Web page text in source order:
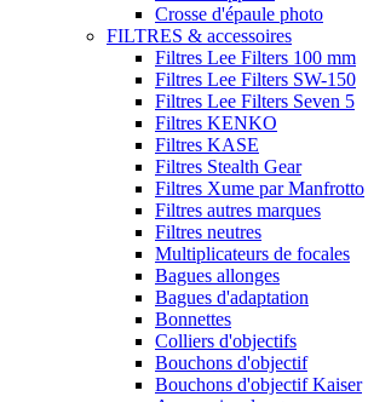
Crosse d'épaule photo
FILTRES & accessoires
Filtres Lee Filters 100 mm
Filtres Lee Filters SW-150
Filtres Lee Filters Seven 5
Filtres KENKO
Filtres KASE
Filtres Stealth Gear
Filtres Xume par Manfrotto
Filtres autres marques
Filtres neutres
Multiplicateurs de focales
Bagues allonges
Bagues d'adaptation
Bonnettes
Colliers d'objectifs
Bouchons d'objectif
Bouchons d'objectif Kaiser